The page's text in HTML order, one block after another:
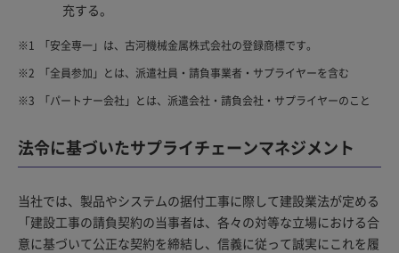
充する。
※1
「安全専一」は、古河機械金属株式会社の登録商標です。
※2
「全員参加」とは、派遣社員・請負事業者・サプライヤーを含む
※3
「パートナー会社」とは、派遣会社・請負会社・サプライヤーのこと
法令に基づいたサプライチェーンマネジメント
当社では、製品やシステムの据付工事に際して建設業法が定める
「建設工事の請負契約の当事者は、各々の対等な立場における合
意に基づいて公正な契約を締結し、信義に従って誠実にこれを履